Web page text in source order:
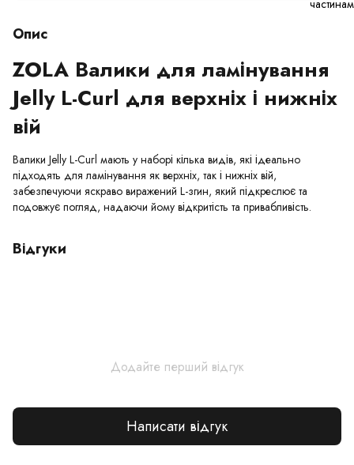
Опис
ZOLA Валики для ламінування
Jelly L-Curl для верхніх і нижніх
вій
Валики Jelly L-Curl мають у наборі кілька видів, які ідеально
підходять для ламінування як верхніх, так і нижніх вій,
забезпечуючи яскраво виражений L-згин, який підкреслює та
подовжує погляд, надаючи йому відкритість та привабливість.
Відгуки
Додайте перший відгук
Написати відгук